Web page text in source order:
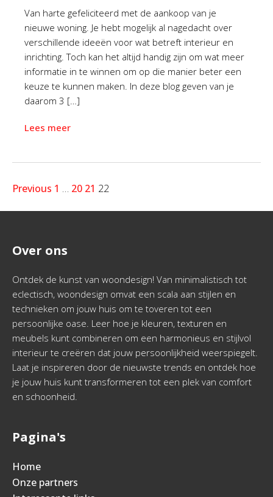
Van harte gefeliciteerd met de aankoop van je
nieuwe woning. Je hebt mogelijk al nagedacht over
verschillende ideeën voor wat betreft interieur en
inrichting. Toch kan het altijd handig zijn om wat meer
informatie in te winnen om op die manier beter een
keuze te kunnen maken. In deze blog geven van je
daarom 3 […]
Lees meer
Previous 1 … 20 21 22
Over ons
Ontdek de kunst van woondesign! Van minimalistisch tot
eclectisch, woondesign omvat een scala aan stijlen en
technieken om jouw huis om te toveren tot een
persoonlijke oase. Leer hoe je kleuren, texturen en
meubels kunt combineren om een harmonieus en stijlvol
interieur te creëren dat jouw persoonlijkheid weerspiegelt.
Laat je inspireren door de nieuwste trends en ontdek hoe
je jouw huis kunt transformeren tot een plek van comfort
en schoonheid.
Pagina's
Home
Onze partners